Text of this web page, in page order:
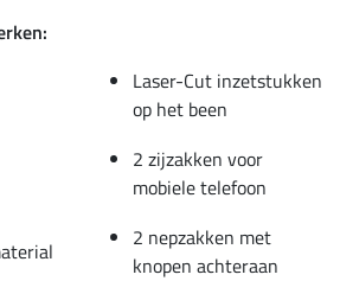
Laser-Cut inzetstukken
op het been
2 zijzakken voor
mobiele telefoon
2 nepzakken met
knopen achteraan